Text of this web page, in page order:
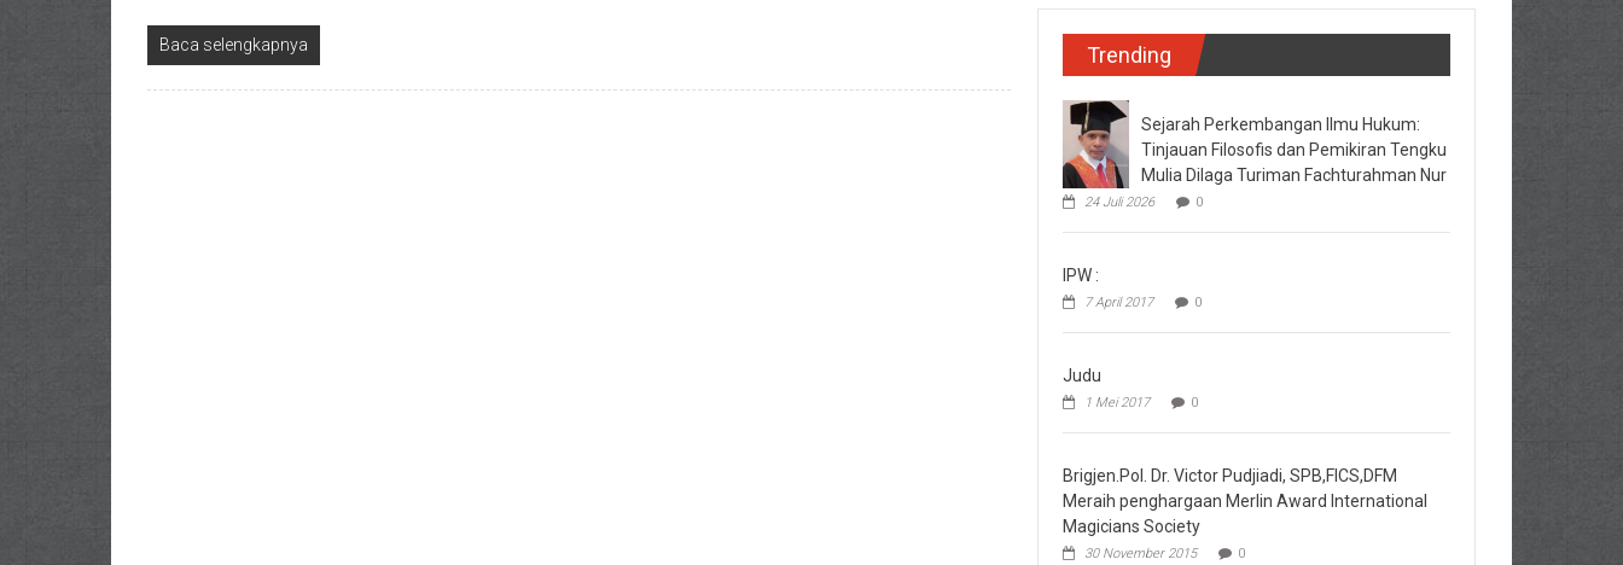
Baca selengkapnya Trending
Sejarah Perkembangan Ilmu Hukum:
Tinjauan Filosofis dan Pemikiran Tengku
Mulia Dilaga Turiman Fachturahman Nur
24 Juli 2026 0
IPW :
7 April 2017 0
Judu
1 Mei 2017 0
Brigjen.Pol. Dr. Victor Pudjiadi, SPB,FICS,DFM
Meraih penghargaan Merlin Award International
Magicians Society
30 November 2015 0